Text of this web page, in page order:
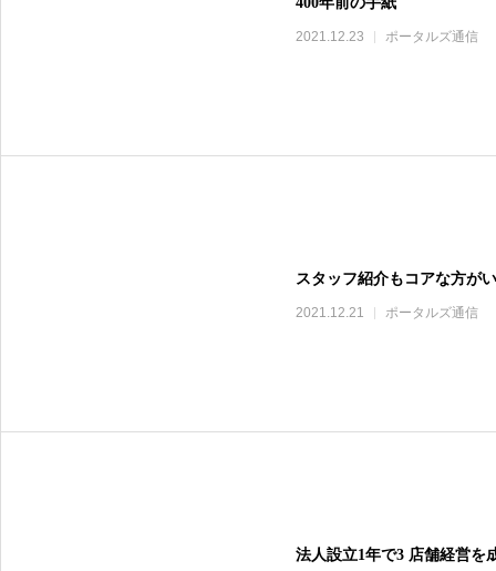
2021.12.23 ポータルズ通信
スタッフ紹介もコアな方が
2021.12.21 ポータルズ通信
法人設立1年で3 店舗経営を